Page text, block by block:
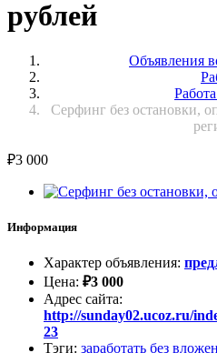
рублей
Объявления
Серфинг без остановки,
₽3 000
Информация
Характер объявления:
Цена: ₽3 000
Адрес сайта:
http://sunday02.ucoz.ru/
23
Тэги: заработать без